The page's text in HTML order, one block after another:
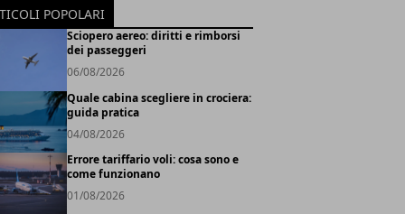
POPOLARI
Sciopero aereo: diritti e rimborsi
dei passeggeri
06/08/2026
Quale cabina scegliere in crociera:
guida pratica
04/08/2026
Errore tariffario voli: cosa sono e
come funzionano
01/08/2026